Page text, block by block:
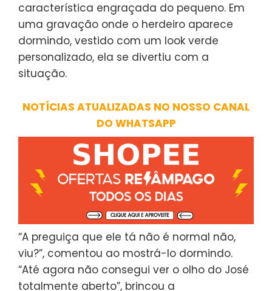
característica engraçada do pequeno. Em
uma gravação onde o herdeiro aparece
dormindo, vestido com um look verde
personalizado, ela se divertiu com a
situação.
NOTÍCIAS ATUALIZADAS NO NOSSO CANAL
DO WHATSAPP
“A preguiça que ele tá não é normal não,
viu?”, comentou ao mostrá-lo dormindo.
“Até agora não consegui ver o olho do José
totalmente aberto”, brincou a